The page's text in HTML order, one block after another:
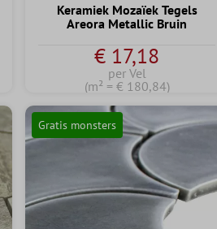
Keramiek Mozaïek Tegels
Areora Metallic Bruin
€ 17,18
per Vel
(m² = € 180,84)
Gratis monsters